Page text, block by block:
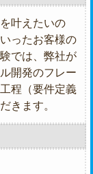
叶えたいの
ったお客様の
では、弊社が
開発のフレー
程（要件定義
きます。